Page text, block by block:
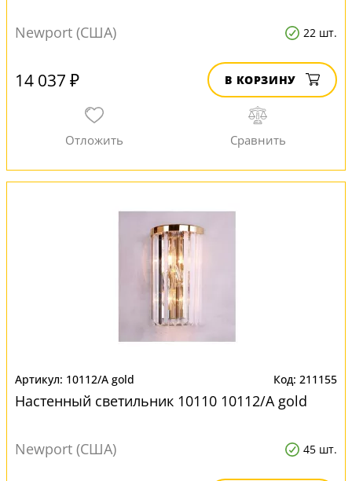
Newport (США) 22 шт.
14 037 ₽ В КОРЗИНУ
10112/A gold 211155
Настенный светильник 10110 10112/A gold
Newport (США) 45 шт.